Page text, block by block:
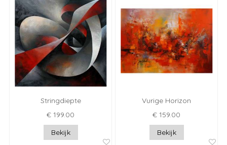
Stringdiepte
€ 199.00
Bekijk
Vurige Horizon
€ 159.00
Bekijk